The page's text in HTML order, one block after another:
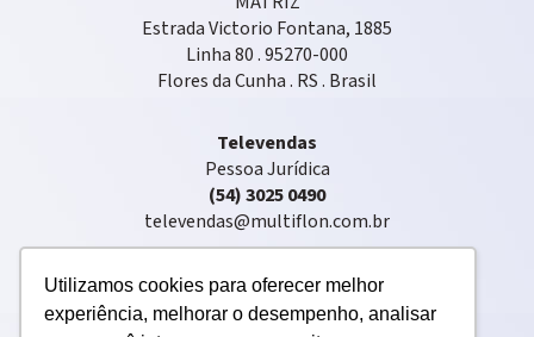
Utilizamos cookies para oferecer melhor
experiência, melhorar o desempenho, analisar
Estrada Victorio Fontana, 1885
Linha 80 . 95270-000
Flores da Cunha . RS . Brasil
Televendas
Pessoa Jurídica
(54) 3025 0490
televendas@multiflon.com.br